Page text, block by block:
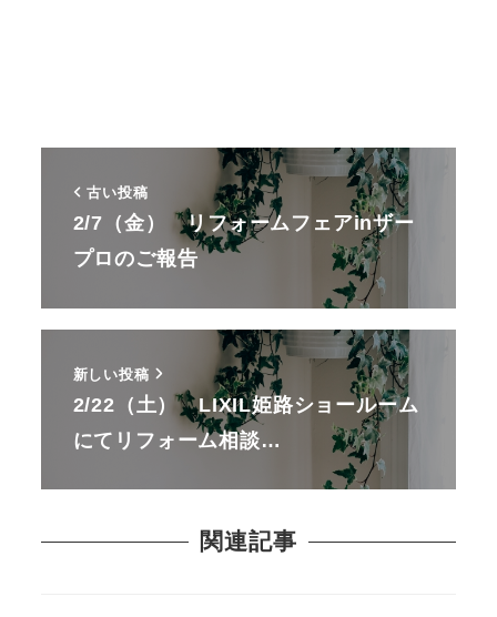
古い投稿
2/7（金） リフォームフェアinザー
プロのご報告
新しい投稿
2/22（土） LIXIL姫路ショールーム
にてリフォーム相談…
関連記事